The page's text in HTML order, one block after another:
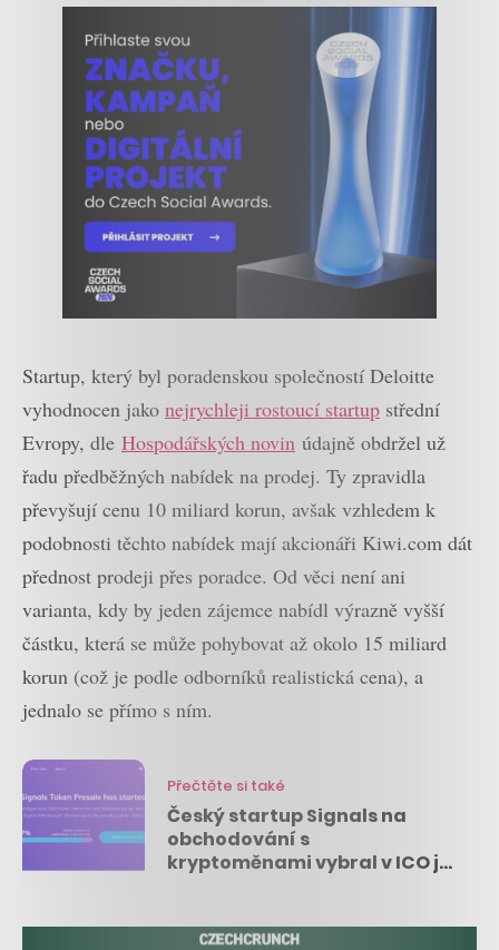
Startup, který byl poradenskou společností Deloitte
vyhodnocen jako nejrychleji rostoucí startup střední
Evropy, dle Hospodářských novin údajně obdržel už
řadu předběžných nabídek na prodej. Ty zpravidla
převyšují cenu 10 miliard korun, avšak vzhledem k
podobnosti těchto nabídek mají akcionáři Kiwi.com dát
přednost prodeji přes poradce. Od věci není ani
varianta, kdy by jeden zájemce nabídl výrazně vyšší
částku, která se může pohybovat až okolo 15 miliard
korun (což je podle odborníků realistická cena), a
jednalo se přímo s ním.
Přečtěte si také
Český startup Signals na
obchodování s
kryptoměnami vybral v ICO již